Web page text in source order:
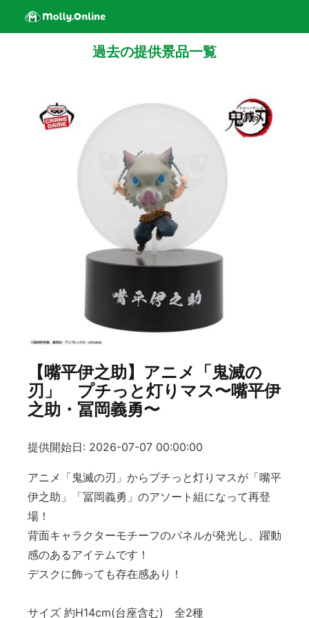
過去の提供景品一覧
【嘴平伊之助】アニメ「鬼滅の
刃」 プチっと灯りマス〜嘴平伊
之助・冨岡義勇〜
提供開始日: 2026-07-07 00:00:00
アニメ「鬼滅の刃」からプチっと灯りマスが「嘴平
伊之助」「冨岡義勇」のアソート組になって再登
場！
背面キャラクターモチーフのパネルが発光し、躍動
感のあるアイテムです！
デスクに飾っても存在感あり！
サイズ 約H14cm(台座含む) 全2種